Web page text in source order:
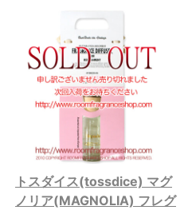
トスダイス(tossdice) マグ
ノリア(MAGNOLIA) フレグ